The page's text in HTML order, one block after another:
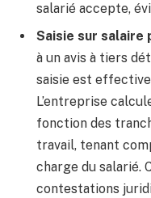
salarié accepte,
Saisie sur salaire
à un avis à tiers
saisie est effective
L’entreprise
fonction des
travail, tenant
charge du salarié.
contestations